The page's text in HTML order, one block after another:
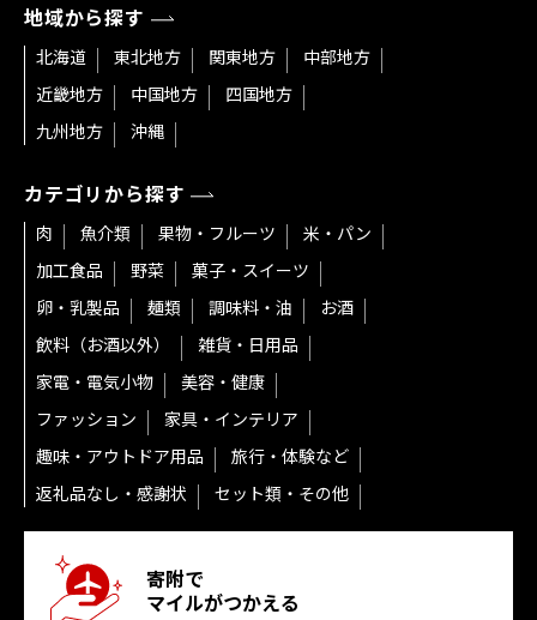
地域から探す
北海道 東北地方 関東地方
中部地方
近畿地方
中国地方
四国地方
九州地方
沖縄
カテゴリから探す
肉 魚介類 果物・フルーツ
米・パン
加工食品
野菜
菓子・スイーツ
卵・乳製品
麺類 調味料・油
お酒
飲料（お酒以外）
雑貨・日用品
家電・電気小物
美容・健康
ファッション
家具・インテリア
趣味・アウトドア用品
旅行・体験など
返礼品なし・感謝状
セット類・その他
寄附で
マイルがつかえる